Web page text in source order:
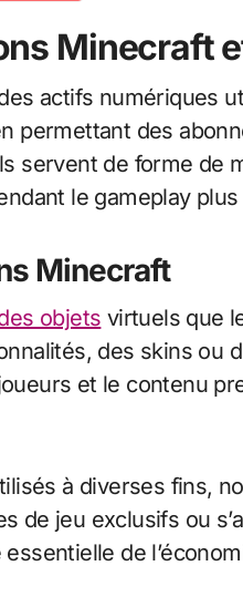
Minecraft
actifs numériques
permettant des
servent de forme de
le gameplay
Minecraft
objets virtuels que
des skins ou
et le contenu
à diverses fins,
de jeu exclusifs ou
de